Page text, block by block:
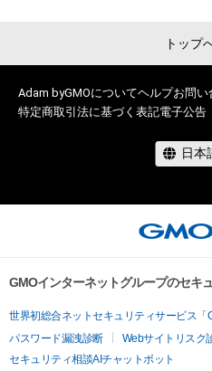
トップ
Adam byGMOについてヘルプお問い
特定商取引法に基づく表記電子公告
GMOインターネットグループのセキ
世界初総合ネットセキュリティサービス「
パスワード漏洩診断
Webサイトリスク
セキュリティ相談AIチャットボット